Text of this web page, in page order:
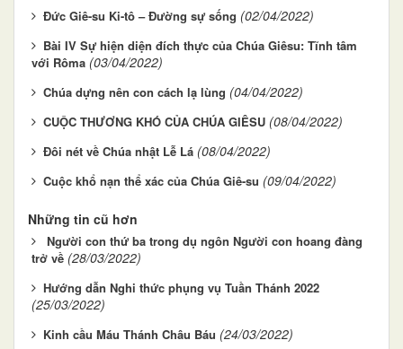
Đức Giê-su Ki-tô – Đường sự sống (02/04/2022)
Bài IV Sự hiện diện đích thực của Chúa Giêsu: Tĩnh tâm
với Rôma (03/04/2022)
Chúa dựng nên con cách lạ lùng (04/04/2022)
CUỘC THƯƠNG KHÓ CỦA CHÚA GIÊSU (08/04/2022)
Đôi nét về Chúa nhật Lễ Lá (08/04/2022)
Cuộc khổ nạn thể xác của Chúa Giê-su (09/04/2022)
Những tin cũ hơn
Người con thứ ba trong dụ ngôn Người con hoang đàng
trở về (28/03/2022)
Hướng dẫn Nghi thức phụng vụ Tuần Thánh 2022
(25/03/2022)
Kinh cầu Máu Thánh Châu Báu (24/03/2022)